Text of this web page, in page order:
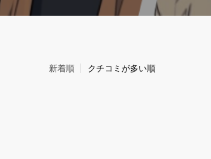
新着順 クチコミが多い順